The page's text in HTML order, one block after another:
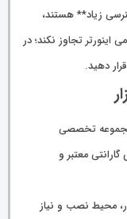
زیاد** هستند،
اینورتر تجاوز نکند؛ در
دهید.
تخصصی
گارانتی معتبر و
محیط نصب و نیاز